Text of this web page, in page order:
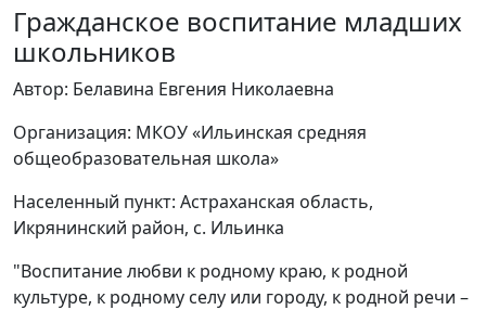
Гражданское воспитание младших
школьников
Автор: Белавина Евгения Николаевна
Организация: МКОУ «Ильинская средняя
общеобразовательная школа»
Населенный пункт: Астраханская область,
Икрянинский район, с. Ильинка
"Воспитание любви к родному краю, к родной
культуре, к родному селу или городу, к родной речи –